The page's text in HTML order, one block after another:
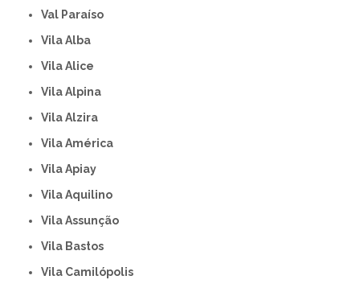
Val Paraíso
Vila Alba
Vila Alice
Vila Alpina
Vila Alzira
Vila América
Vila Apiay
Vila Aquilino
Vila Assunção
Vila Bastos
Vila Camilópolis